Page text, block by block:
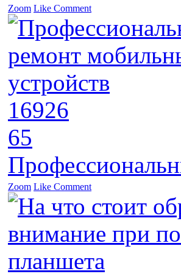
Zoom Like Comment
16926
65
Zoom Like Comment